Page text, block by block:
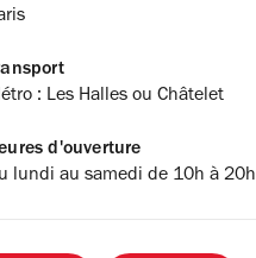
: Les Halles ou Châtelet
d'ouverture
lundi au samedi de 10h à 20h